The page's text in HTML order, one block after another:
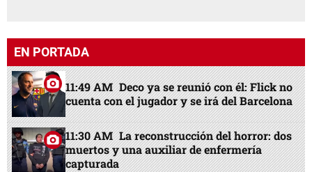
EN PORTADA
11:49 AM Deco ya se reunió con él: Flick no
cuenta con el jugador y se irá del Barcelona
11:30 AM La reconstrucción del horror: dos
muertos y una auxiliar de enfermería
capturada